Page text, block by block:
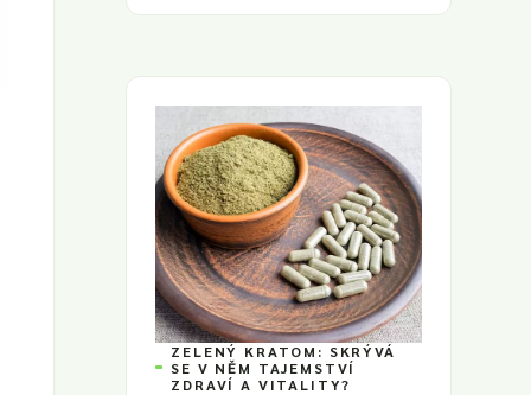
ZELENÝ KRATOM: SKRÝVÁ
SE V NĚM TAJEMSTVÍ
ZDRAVÍ A VITALITY?